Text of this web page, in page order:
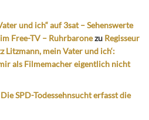
und ich“ auf 3sat – Sehenswerte
Free-TV – Ruhrbaronezu Regisseur
Litzmann, mein Vater und ich‘:
als Filmemacher eigentlich nicht
Die SPD-Todessehnsucht erfasst die